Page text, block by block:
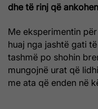
dhe të rinj që
Me eksperimentin
huaj nga jashtë gati
tashmë po shohin
mungojnë urat që
me ata që enden në